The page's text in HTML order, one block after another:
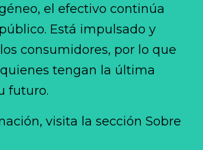
el efectivo continúa
Está impulsado y
consumidores, por lo que
tengan la última
futuro.
visita la sección Sobre